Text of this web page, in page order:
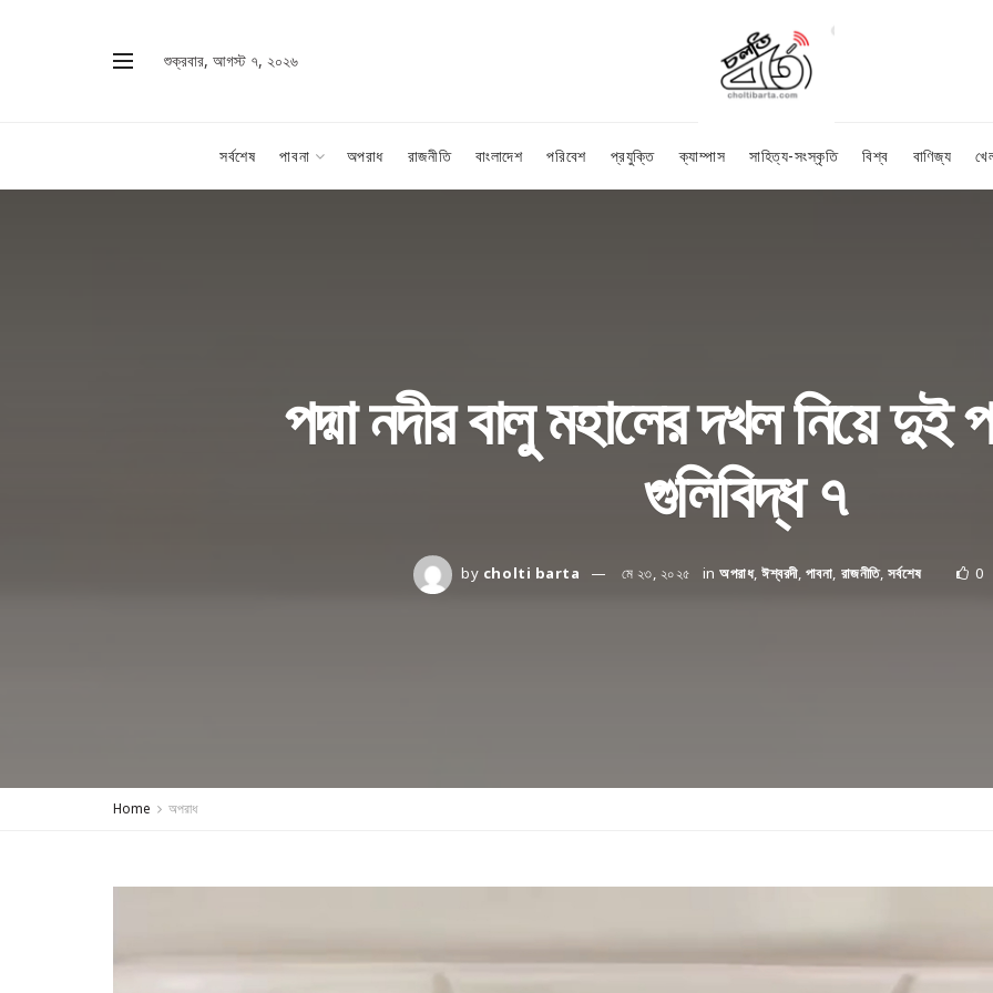
শুক্রবার, আগস্ট ৭, ২০২৬
সর্বশেষ পাবনা অপরাধ রাজনীতি বাংলাদেশ পরিবেশ প্রযুক্তি ক্যাম্পাস সাহিত্য-সংস্কৃতি বিশ্ব বাণিজ্য
পদ্মা নদীর বালু মহালের দখল নিয়ে দুই
গুলিবিদ্ধ ৭
by cholti barta মে ২৩, ২০২৫ in অপরাধ,ঈশ্বরদী, পাবনা, রাজনীতি, সর্বশেষ 0
Home অপরাধ